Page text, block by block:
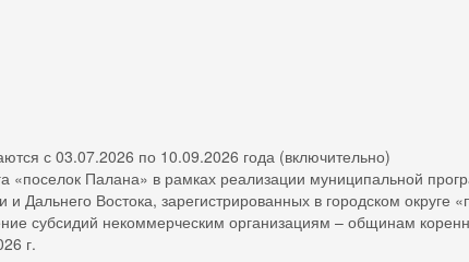
с 03.07.2026 по 10.09.2026 года (включительно)
Палана» в рамках реализации муниципальной
Дальнего Востока, зарегистрированных в городском округе
субсидий некоммерческим организациям – общинам
г.